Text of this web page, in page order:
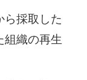
ら採取した
組織の再生